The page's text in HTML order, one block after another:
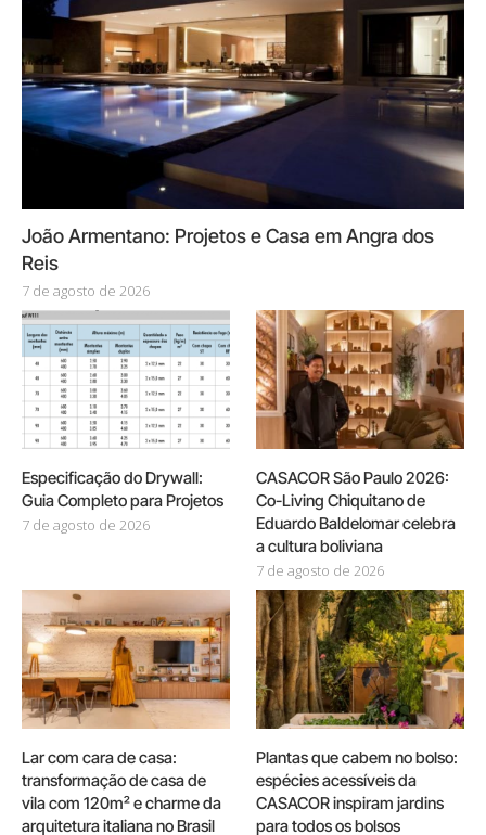
João Armentano: Projetos e Casa em Angra dos
Reis
7 de agosto de 2026
Especificação do Drywall:
Guia Completo para Projetos
7 de agosto de 2026
CASACOR São Paulo 2026:
Co-Living Chiquitano de
Eduardo Baldelomar celebra
a cultura boliviana
7 de agosto de 2026
Lar com cara de casa:
transformação de casa de
vila com 120m² e charme da
arquitetura italiana no Brasil
Plantas que cabem no bolso:
espécies acessíveis da
CASACOR inspiram jardins
para todos os bolsos